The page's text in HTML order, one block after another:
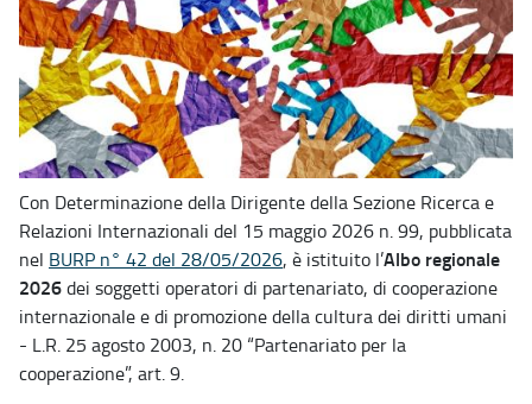
Con Determinazione della Dirigente della Sezione Ricerca e
Relazioni Internazionali del 15 maggio 2026 n. 99, pubblicata
nel BURP n° 42 del 28/05/2026, è istituito l’Albo regionale
2026dei soggetti operatori di partenariato, di cooperazione
internazionale e di promozione della cultura dei diritti umani
- L.R. 25 agosto 2003, n. 20 “Partenariato per la
cooperazione”, art. 9.